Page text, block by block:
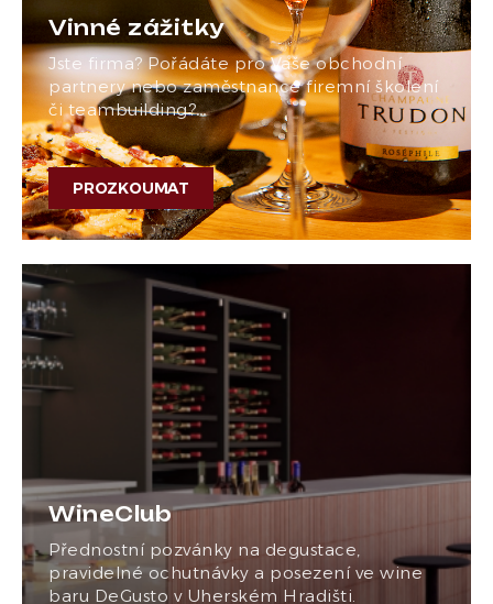
Vinné zážitky
Jste firma? Pořádáte pro Vaše obchodní
partnery nebo zaměstnance firemní školení
či teambuilding?…
PROZKOUMAT
WineClub
Přednostní pozvánky na degustace,
pravidelné ochutnávky a posezení ve wine
baru DeGusto v Uherském Hradišti.